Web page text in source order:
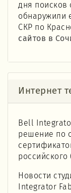
дня поисков
обнаружили
СКР по
сайтов в
Интернет
Bell
решение по
российского
Новости
Integrator